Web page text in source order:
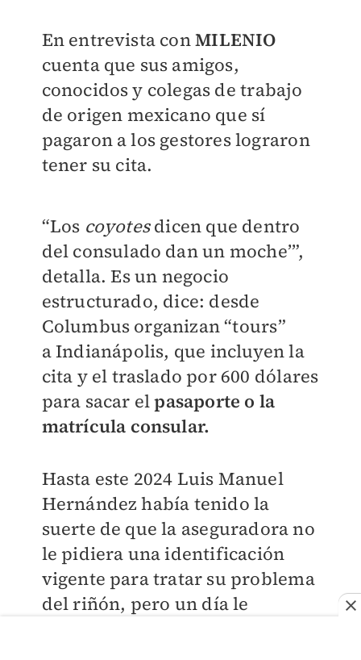
En entrevista conMILENIO
cuenta que sus amigos,
conocidos y colegas detrabajo
de origen mexicano que sí
pagaron a los gestores lograron
tener su cita.
“Los coyotesdicen que dentro
del consulado dan un moche’”,
detalla.Es un negocio
estructurado, dice: desde
Columbus organizan “tours”
aIndianápolis, que incluyen la
cita y el traslado por 600 dólares
para sacar elpasaporte o la
matrícula consular.
Hasta este 2024 Luis Manuel
Hernández había tenido la
suerte de que la aseguradora no
le pidiera una identificación
vigente para tratar su problema
delriñón, pero un día le